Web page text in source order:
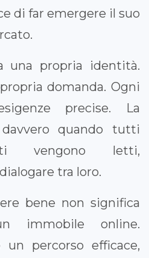
di far emergere il suo
una propria identità.
domanda. Ogni
precise. La
quando tutti
vengono letti,
tra loro.
bene non significa
immobile online.
un percorso efficace,